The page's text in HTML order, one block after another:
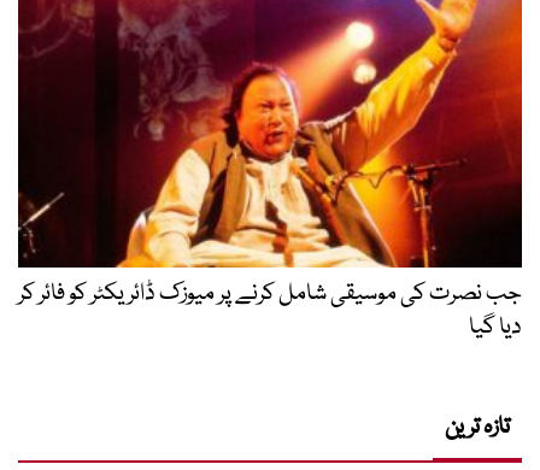
جب نصرت کی موسیقی شامل کرنے پر میوزک ڈائریکٹر کو فائر کر
دیا گیا
تازہ ترین